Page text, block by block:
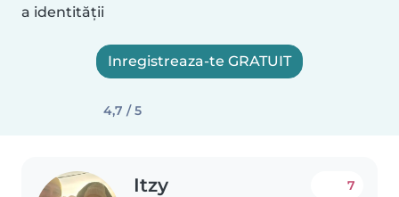
a identității
Inregistreaza-te GRATUIT
4,7 / 5
Itzy 7